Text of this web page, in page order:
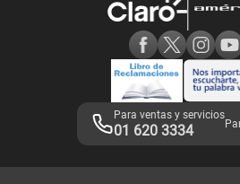
Adquirientes iPhone 6, 6S y SE
Mensaje de Seguridad
Términos y Condiciones de Tienda Claro
Libro de Reclamaciones
Legales de marketplace
Para ventas y servicios
01 620 3334